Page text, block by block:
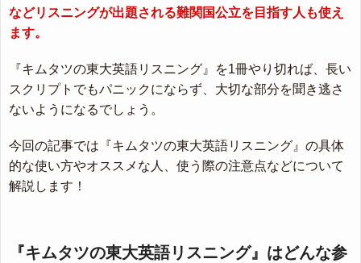
などリスニングが出題される難関国公立を目指す人も使え
ます。
『キムタツの東大英語リスニング』を1冊やり切れば、長い
スクリプトでもパニックにならず、大切な部分を聞き逃さ
ないようになるでしょう。
今回の記事では『キムタツの東大英語リスニング』の具体
的な使い方やオススメな人、使う際の注意点などについて
解説します！
『キムタツの東大英語リスニング』はどんな参